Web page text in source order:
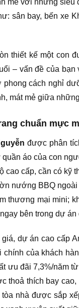
mẽ với những
sân bay, bến xe
thiết kế một con
– vấn đề của
cách nghỉ
mát mẻ giữa
chuẩn mực
được phân
áo của con
cao cấp, cần có kỹ
nướng BBQ
thương mại mini;
bên trong dự
dự án cao cấp
chính của khách
ưu đãi 7,3%/năm
thích bay
nhà được sắp